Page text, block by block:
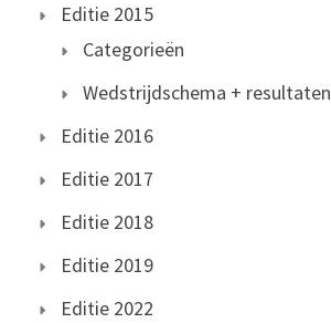
Editie 2015
Categorieën
Wedstrijdschema + resultaten
Editie 2016
Editie 2017
Editie 2018
Editie 2019
Editie 2022